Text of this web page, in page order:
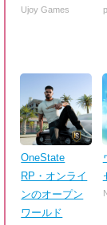
Ujoy Games
OneState
RP・オンライ
ンのオープン
ワールド